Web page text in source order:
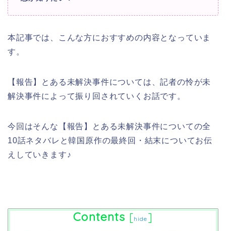
本記事では、こんな方におすすめの内容となっていま
す。
【報告】とある未解決事件については、記者の怜が未
解決事件によって振り回されていくお話です。
今回はそんな【報告】とある未解決事件についての全
10話ネタバレと韓国原作の最終回・結末についてお伝
えしていきます♪
Contents [hide ]